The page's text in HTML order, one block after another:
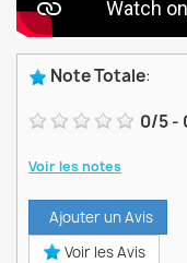
Note Totale:
0/5-
Voir les notes
Ajouter un Avis
Voir les Avis